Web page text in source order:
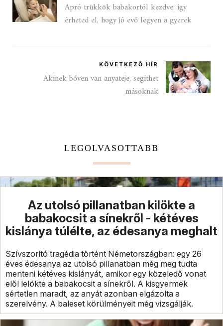
Apró trükkök babakortól kezdve: így
érheted el, hogy jó evő legyen a gyerek
KÖVETKEZŐ HÍR
Akinek bőven van anyateje, segíthet
másoknak
LEGOLVASOTTABB
Az utolsó pillanatban kilökte a
babakocsit a sínekről - kétéves
kislánya túlélte, az édesanya meghalt
Szívszorító tragédia történt Németországban: egy 26
éves édesanya az utolsó pillanatban még meg tudta
menteni kétéves kislányát, amikor egy közeledő vonat
elől lelökte a babakocsit a sínekről. A kisgyermek
sértetlen maradt, az anyát azonban elgázolta a
szerelvény. A baleset körülményeit még vizsgálják.